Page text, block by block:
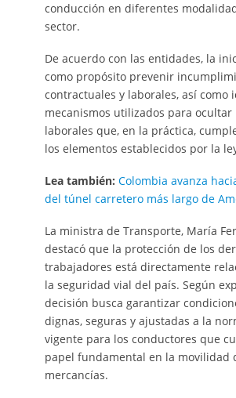
conducción en diferentes
sector.
De acuerdo con las entidades, la
como propósito prevenir
contractuales y laborales, así como
mecanismos utilizados para ocultar
laborales que, en la práctica,
los elementos establecidos por la
Lea también: Colombia avanza
del túnel carretero más largo de
La ministra de Transporte, María
destacó que la protección de los
trabajadores está directamente
la seguridad vial del país. Según
decisión busca garantizar
dignas, seguras y ajustadas a la
vigente para los conductores que
papel fundamental en la movilidad
mercancías.